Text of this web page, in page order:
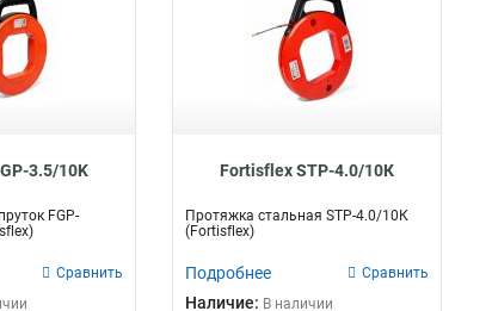
3.5/10K
FGP-
Сравнить
Fortisflex STP-4.0/10К
Протяжка стальная STP-4.0/10К
(Fortisflex)
Подробнее Сравнить
Наличие: В наличии